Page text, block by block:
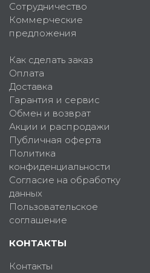
Сотрудничество
Коммерческие
предложения
Как сделать заказ
Оплата
Доставка
Гарантия и сервис
Обмен и возврат
Акции и распродажи
Публичная оферта
Политика
конфиденциальности
Согласие на обработку
данных
Пользовательское
соглашение
КОНТАКТЫ
Контакты